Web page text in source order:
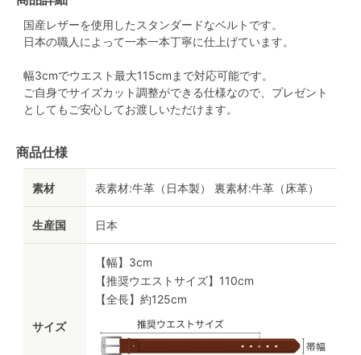
国産レザーを使用したスタンダードなベルトです。
日本の職人によって一本一本丁寧に仕上げています。
幅3cmでウエスト最大115cmまで対応可能です。
ご自身でサイズカット調整ができる仕様なので、プレゼント
としてもご安心してお渡しいただけます。
商品仕様
素材 表素材:牛革（日本製） 裏素材:牛革（床革）
生産国 日本
サイズ
【幅】3cm
【推奨ウエストサイズ】110cm
【全長】約125cm